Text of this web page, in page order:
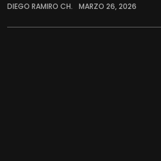
DIEGO RAMIRO CH. MARZO 26, 2026